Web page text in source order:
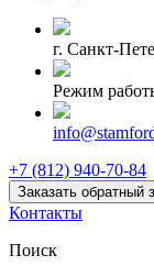
г. Санкт-
Режим
+7 (812) 940-70-84
Заказать обратный
Контакты
Поиск